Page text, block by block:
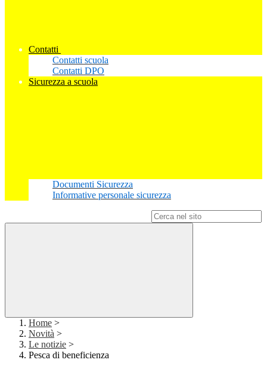
Contatti
Contatti scuola
Contatti DPO
Sicurezza a scuola
Documenti Sicurezza
Informative personale sicurezza
Home >
Novità >
Le notizie >
Pesca di beneficienza